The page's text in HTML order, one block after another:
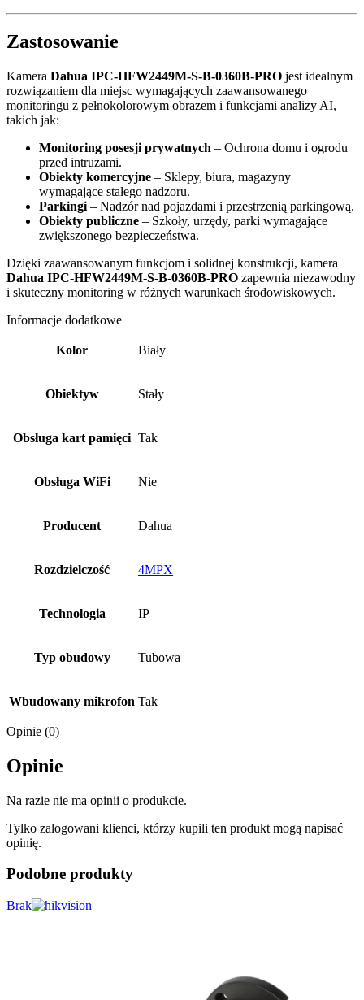
Zastosowanie
Kamera Dahua IPC-HFW2449M-S-B-0360B-PRO jest idealnym
rozwiązaniem dla miejsc wymagających zaawansowanego
monitoringu z pełnokolorowym obrazem i funkcjami analizy AI,
takich jak:
Monitoring posesji prywatnych – Ochrona domu i ogrodu
przed intruzami.
Obiekty komercyjne – Sklepy, biura, magazyny
wymagające stałego nadzoru.
Parkingi – Nadzór nad pojazdami i przestrzenią parkingową.
Obiekty publiczne – Szkoły, urzędy, parki wymagające
zwiększonego bezpieczeństwa.
Dzięki zaawansowanym funkcjom i solidnej konstrukcji, kamera
Dahua IPC-HFW2449M-S-B-0360B-PRO zapewnia niezawodny
i skuteczny monitoring w różnych warunkach środowiskowych.
Informacje dodatkowe
Kolor Biały
Obiektyw Stały
Obsługa kart pamięci Tak
Obsługa WiFi Nie
Producent Dahua
Rozdzielczość 4MPX
Technologia IP
Typ obudowy Tubowa
Wbudowany mikrofon Tak
Opinie (0)
Opinie
Na razie nie ma opinii o produkcie.
Tylko zalogowani klienci, którzy kupili ten produkt mogą napisać
opinię.
Podobne produkty
Brak